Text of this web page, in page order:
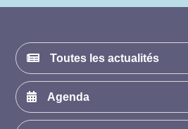
Toutes les actualités
Agenda